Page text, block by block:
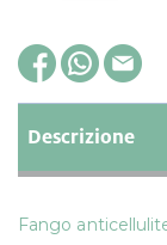
Descrizione
Fango